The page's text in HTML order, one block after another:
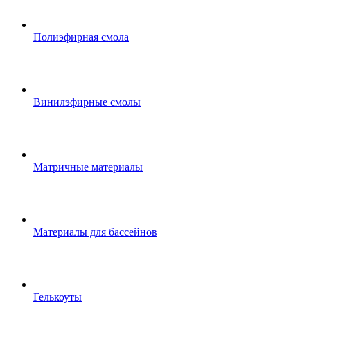
Полиэфирная смола
Винилэфирные смолы
Матричные материалы
Материалы для бассейнов
Гелькоуты